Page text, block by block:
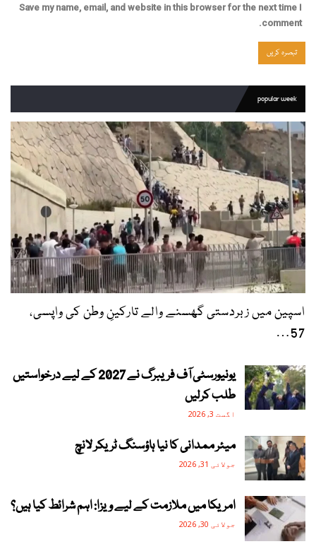
Save my name, email, and website in this browser for the next time I
comment.
popular week
اسپین میں زبردستی گھسنے والے تارکینِ وطن کی واپسی،
57…
یونیورسٹی آف فریبرگ نے 2027 کے لیے درخواستیں
طلب کرلیں
اگست 3, 2026
میئر ممدانی کا نیا ہاؤسنگ ٹریکر لانچ
جولائی 31, 2026
امریکا میں ملازمت کے لیے ویزا: اہم شرائط کیا ہیں؟
جولائی 30, 2026